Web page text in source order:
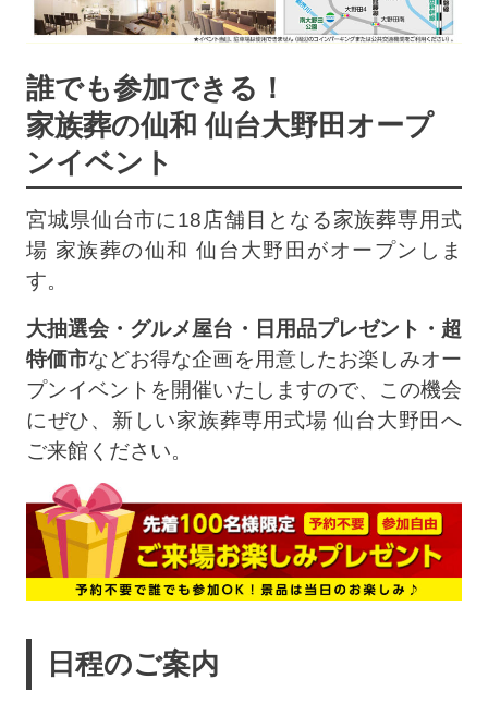
誰でも参加できる！
家族葬の仙和 仙台大野田オープ
ンイベント
宮城県仙台市に18店舗目となる家族葬専用式
場 家族葬の仙和 仙台大野田がオープンしま
す。
大抽選会・グルメ屋台・日用品プレゼント・超
特価市などお得な企画を用意したお楽しみオー
プンイベントを開催いたしますので、この機会
にぜひ、新しい家族葬専用式場 仙台大野田へ
ご来館ください。
日程のご案内